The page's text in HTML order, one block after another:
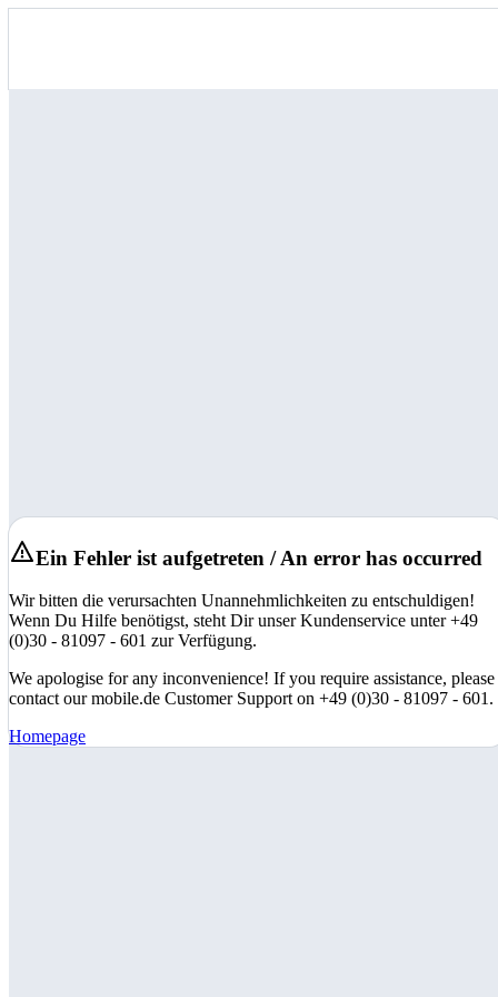
Ein Fehler ist aufgetreten / An error has occurred
Wir bitten die verursachten Unannehmlichkeiten zu entschuldigen!
Wenn Du Hilfe benötigst, steht Dir unser Kundenservice unter +49
(0)30 - 81097 - 601 zur Verfügung.
We apologise for any inconvenience! If you require assistance, please
contact our mobile.de Customer Support on +49 (0)30 - 81097 - 601.
Homepage